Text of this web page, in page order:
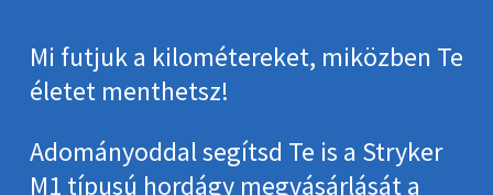
Mi futjuk a kilométereket, miközben Te
életet menthetsz!
Adományoddal segítsd Te is a Stryker
M1 típusú hordágy megvásárlását a